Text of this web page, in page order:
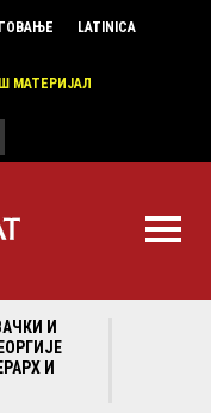
LATINICA
МАТЕРИЈАЛ
И
И